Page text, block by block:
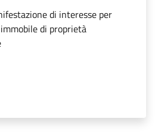
di interesse per
di proprietà